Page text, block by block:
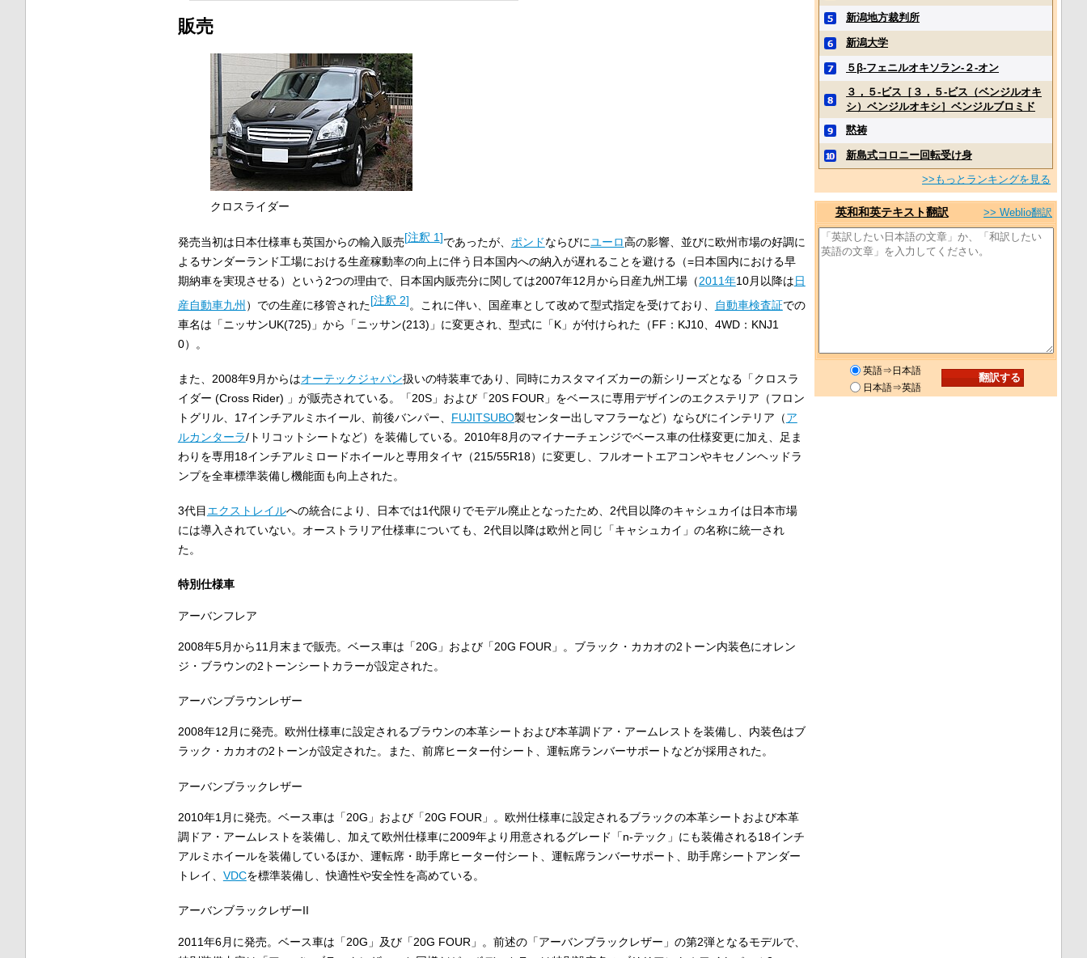
販売
クロスライダー
発売当初は日本仕様車も英国からの輸入販売[注釈 1]であったが、 ポンドならびにユーロ高の影響、並びに欧州市場の好調に
よるサンダーランド工場における生産稼動率の向上に伴う日本国内への納入が遅れることを避ける（=日本国内における早
期納車を実現させる）という2つの理由で、日本国内販売分に関しては2007年12月から日産九州工場（2011年10月以降は日
産自動車九州 ）での生産に移管された[注釈 2]。これに伴い、国産車として改めて型式指定を受けており、 自動車検査証での
車名は「ニッサンUK(725)」から「ニッサン(213)」に変更され、型式に「K」が付けられた（FF：KJ10、4WD：KNJ1
0）。
また、2008年9月からはオーテックジャパン扱いの特装車であり、同時にカスタマイズカーの新シリーズとなる「クロスラ
イダー (Cross Rider) 」が販売されている。「20S」および「20S FOUR」をベースに専用デザインのエクステリア（フロン
トグリル、17インチアルミホイール、前後バンパー、 FUJITSUBO製センター出しマフラーなど）ならびにインテリア（ア
ルカンターラ/トリコットシートなど）を装備している。2010年8月のマイナーチェンジでベース車の仕様変更に加え、足ま
わりを専用18インチアルミロードホイールと専用タイヤ（215/55R18）に変更し、フルオートエアコンやキセノンヘッドラ
ンプを全車標準装備し機能面も向上された。
3代目 エクストレイルへの統合により、日本では1代限りでモデル廃止となったため、2代目以降のキャシュカイは日本市場
には導入されていない。オーストラリア仕様車についても、2代目以降は欧州と同じ「キャシュカイ」の名称に統一され
た。
特別仕様車
アーバンフレア
2008年5月から11月末まで販売。ベース車は「20G」および「20G FOUR」。ブラック・カカオの2トーン内装色にオレン
ジ・ブラウンの2トーンシートカラーが設定された。
アーバンブラウンレザー
2008年12月に発売。欧州仕様車に設定されるブラウンの本革シートおよび本革調ドア・アームレストを装備し、内装色はブ
ラック・カカオの2トーンが設定された。また、前席ヒーター付シート、運転席ランバーサポートなどが採用された。
アーバンブラックレザー
2010年1月に発売。ベース車は「20G」および「20G FOUR」。欧州仕様車に設定されるブラックの本革シートおよび本革
調ドア・アームレストを装備し、加えて欧州仕様車に2009年より用意されるグレード「n-テック」にも装備される18インチ
アルミホイールを装備しているほか、運転席・助手席ヒーター付シート、運転席ランバーサポート、助手席シートアンダー
トレイ、 VDCを標準装備し、快適性や安全性を高めている。
アーバンブラックレザーII
2011年6月に発売。ベース車は「20G」及び「20G FOUR」。前述の「アーバンブラックレザー」の第2弾となるモデルで、
新潟地方裁判所
新潟大学
５β‐フェニルオキソラン‐２‐オン
３，５‐ビス［３，５‐ビス（ベンジルオキ
シ）ベンジルオキシ］ベンジルブロミド
黙祷
新島式コロニー回転受け身
>>もっとランキングを見る
英和和英テキスト翻訳 >> Weblio翻訳
英語⇒日本語
日本語⇒英語